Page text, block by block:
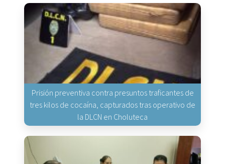
Prisión preventiva contra presuntos traficantes de
tres kilos de cocaína, capturados tras operativo de
la DLCN en Choluteca